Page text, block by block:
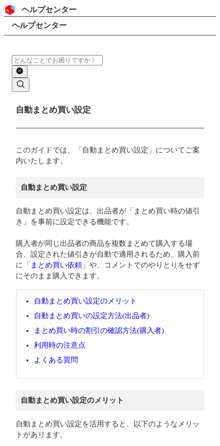
コンテンツにスキップ
ヘッダー
ヘルプセンター
検索
パンくずリスト
ヘルプセンター
検索
メインコンテンツ
自動まとめ買い設定
このガイドでは、「自動まとめ買い設定」についてご案
内いたします。
自動まとめ買い設定
自動まとめ買い設定は、出品者が「まとめ買い時の値引
き」を事前に設定できる機能です。
購入者が同じ出品者の商品を複数まとめて購入する場
合、設定された値引きが自動で適用されるため、購入前
に「 まとめ買い依頼 」や、コメントでのやりとりをせず
にそのまま購入できます。
自動まとめ買い設定のメリット
自動まとめ買いの設定方法(出品者)
まとめ買い時の割引の確認方法(購入者)
利用時の注意点
よくある質問
自動まとめ買い設定のメリット
自動まとめ買い設定を活用すると、以下のようなメリッ
トがあります。